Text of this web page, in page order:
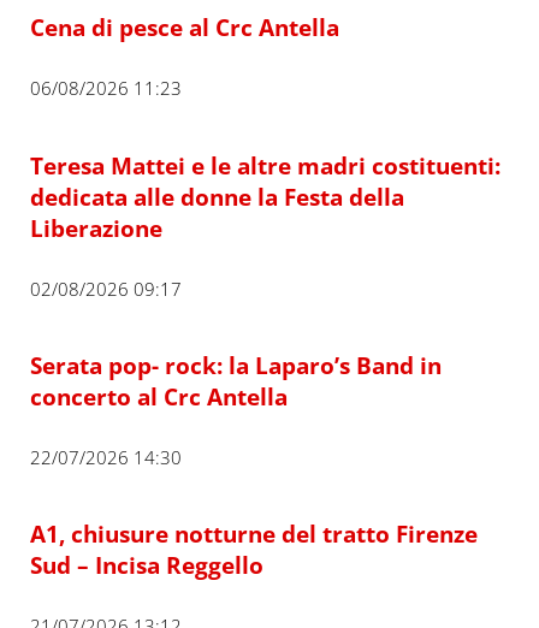
Cena di pesce al Crc Antella
06/08/2026 11:23
Teresa Mattei e le altre madri costituenti:
dedicata alle donne la Festa della
Liberazione
02/08/2026 09:17
Serata pop- rock: la Laparo’s Band in
concerto al Crc Antella
22/07/2026 14:30
A1, chiusure notturne del tratto Firenze
Sud – Incisa Reggello